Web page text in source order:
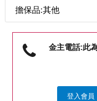
擔保品:其他
金主電話:此
登入會員